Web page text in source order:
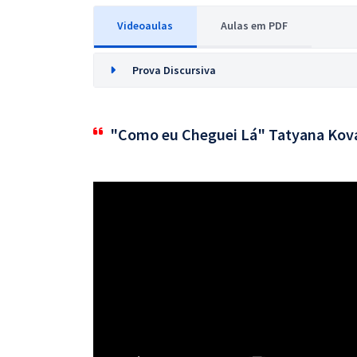
Videoaulas Aulas em PDF
Prova Discursiva
"Como eu Cheguei Lá" Tatyana